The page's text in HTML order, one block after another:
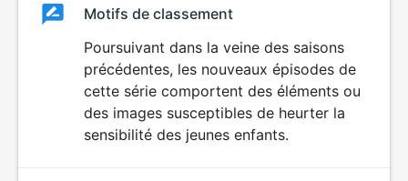
ClassementClassement
DÉCONSEILLÉ
AUX JEUNES
ENFANTS
Motifs de classement
Poursuivant dans la veine des saisons
précédentes, les nouveaux épisodes de
cette série comportent des éléments ou
des images susceptibles de heurter la
sensibilité des jeunes enfants.